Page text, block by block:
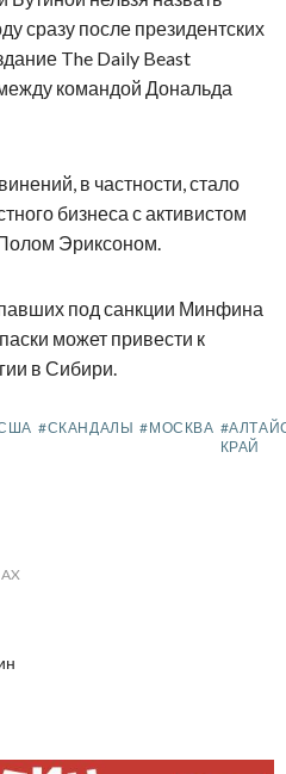
сразу после президентских
The Daily Beast
командой Дональда
в частности, стало
бизнеса с активистом
Эриксоном.
под санкции Минфина
может привести к
в Сибири.
#СКАНДАЛЫ #МОСКВА
КРАЙ